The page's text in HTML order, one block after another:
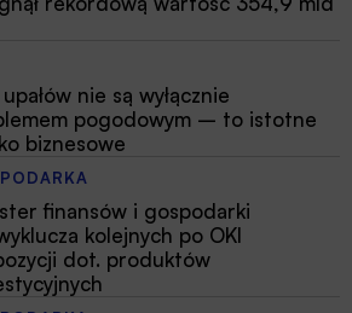
nie są wyłącznie
pogodowym – to istotne
biznesowe
finansów i gospodarki
kolejnych po OKI
dot. produktów